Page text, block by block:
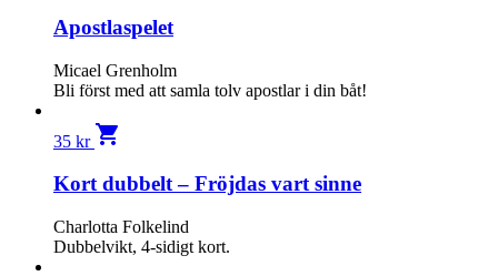
Apostlaspelet
Micael Grenholm
Bli först med att samla tolv apost­lar i din båt!
35 kr shopping_cart
Kort dubbelt – Fröjdas vart sinne
Charlotta Folkelind
Dubbelvikt, 4-sidigt kort.